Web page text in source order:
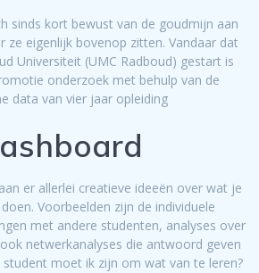
sinds kort bewust van de goudmijn aan
ze eigenlijk bovenop zitten. Vandaar dat
Universiteit (UMC Radboud) gestart is
onderzoek met behulp van de
data van vier jaar opleiding
er allerlei creatieve ideeën over wat je
Voorbeelden zijn de individuele
met andere studenten, analyses over
netwerkanalyses die antwoord geven
student moet ik zijn om wat van te leren?